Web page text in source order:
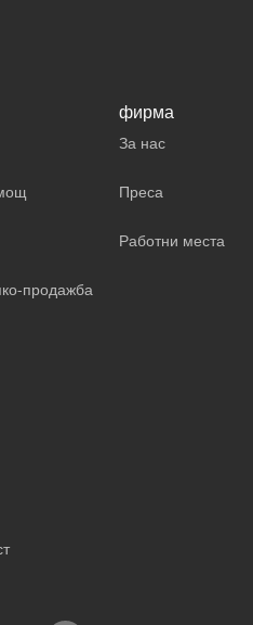
продажба
фирма
За нас
Преса
Работни места